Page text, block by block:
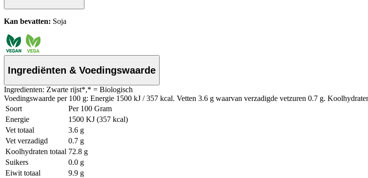
Kan bevatten: Soja
Ingrediënten & Voedingswaarde
Ingredienten: Zwarte rijst*,* = Biologisch
Voedingswaarde per 100 g: Energie 1500 kJ / 357 kcal. Vetten 3.6 g waarvan verzadigde vetzuren 0.7 g.
Soort
Per 100 Gram
Energie
1500 KJ (357 kcal)
Vet totaal
3.6 g
Vet verzadigd
0.7 g
Koolhydraten totaal 72.8 g
Suikers
0.0 g
Eiwit totaal
9.9 g